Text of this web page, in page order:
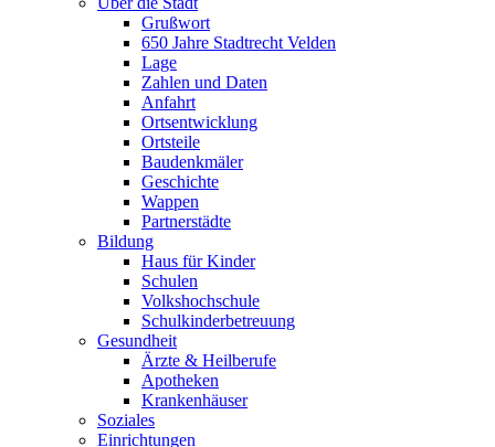
Grußwort
650 Jahre Stadtrecht Velden
Lage
Zahlen und Daten
Anfahrt
Ortsentwicklung
Ortsteile
Baudenkmäler
Geschichte
Wappen
Partnerstädte
Bildung
Haus für Kinder
Schulen
Volkshochschule
Schulkinderbetreuung
Gesundheit
Ärzte & Heilberufe
Apotheken
Krankenhäuser
Soziales
Einrichtungen